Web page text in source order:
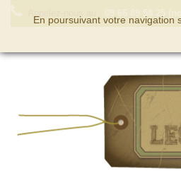
En poursuivant votre navigation